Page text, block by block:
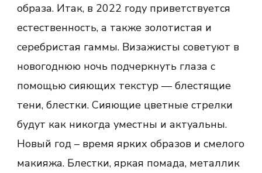
образа. Итак, в 2022 году приветствуется
естественность, а также золотистая и
серебристая гаммы. Визажисты советуют в
новогоднюю ночь подчеркнуть глаза с
помощью сияющих текстур — блестящие
тени, блестки. Сияющие цветные стрелки
будут как никогда уместны и актуальны.
Новый год – время ярких образов и смелого
макияжа. Блестки, яркая помада, металлик